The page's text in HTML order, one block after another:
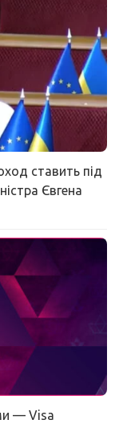
ставить під
Євгена
— Visa